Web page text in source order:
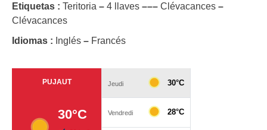
Etiquetas : Teritoria – 4 llaves ––– Clévacances –
Clévacances
Idiomas : Inglés – Francés